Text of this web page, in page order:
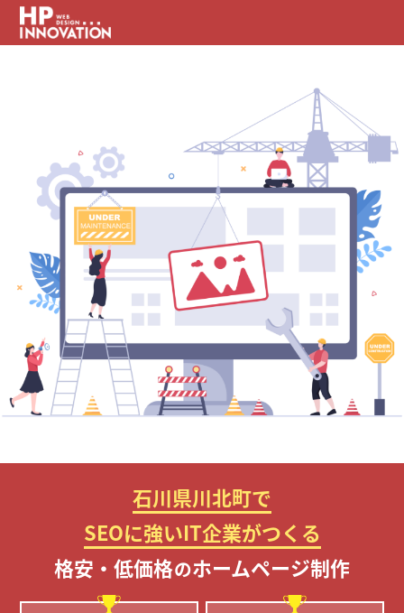
石川県川北町で
SEOに強いIT企業がつくる
格安・低価格のホームページ制作